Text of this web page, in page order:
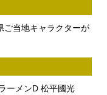
当地キャラクターが
ーメンD 松平國光